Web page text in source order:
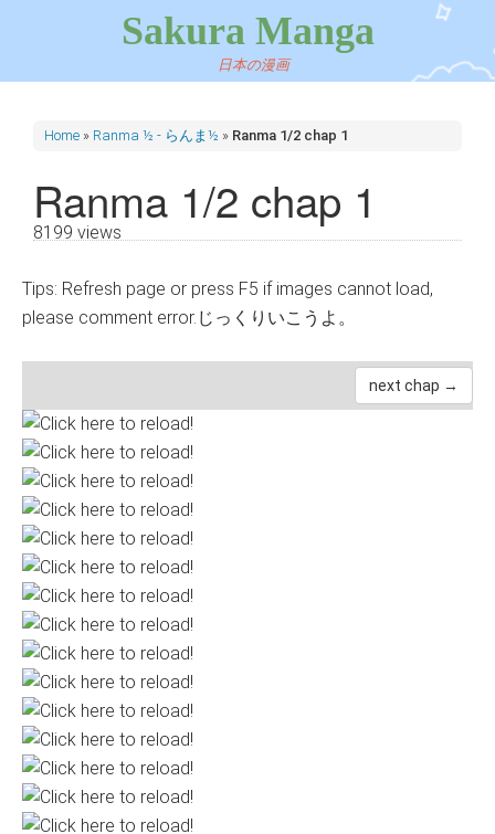
Sakura Manga
日本の漫画
Home » Ranma ½ - らんま½ » Ranma 1/2 chap 1
Ranma 1/2 chap 1
8199 views
Tips: Refresh page or press F5 if images cannot load,
please comment error.じっくりいこうよ。
next chap →